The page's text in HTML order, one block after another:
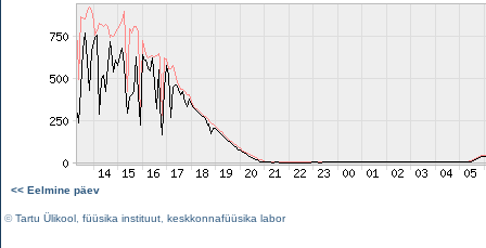
<< Eelmine päev
©Tartu Ülikool füüsika instituut keskkonnafüüsika labor